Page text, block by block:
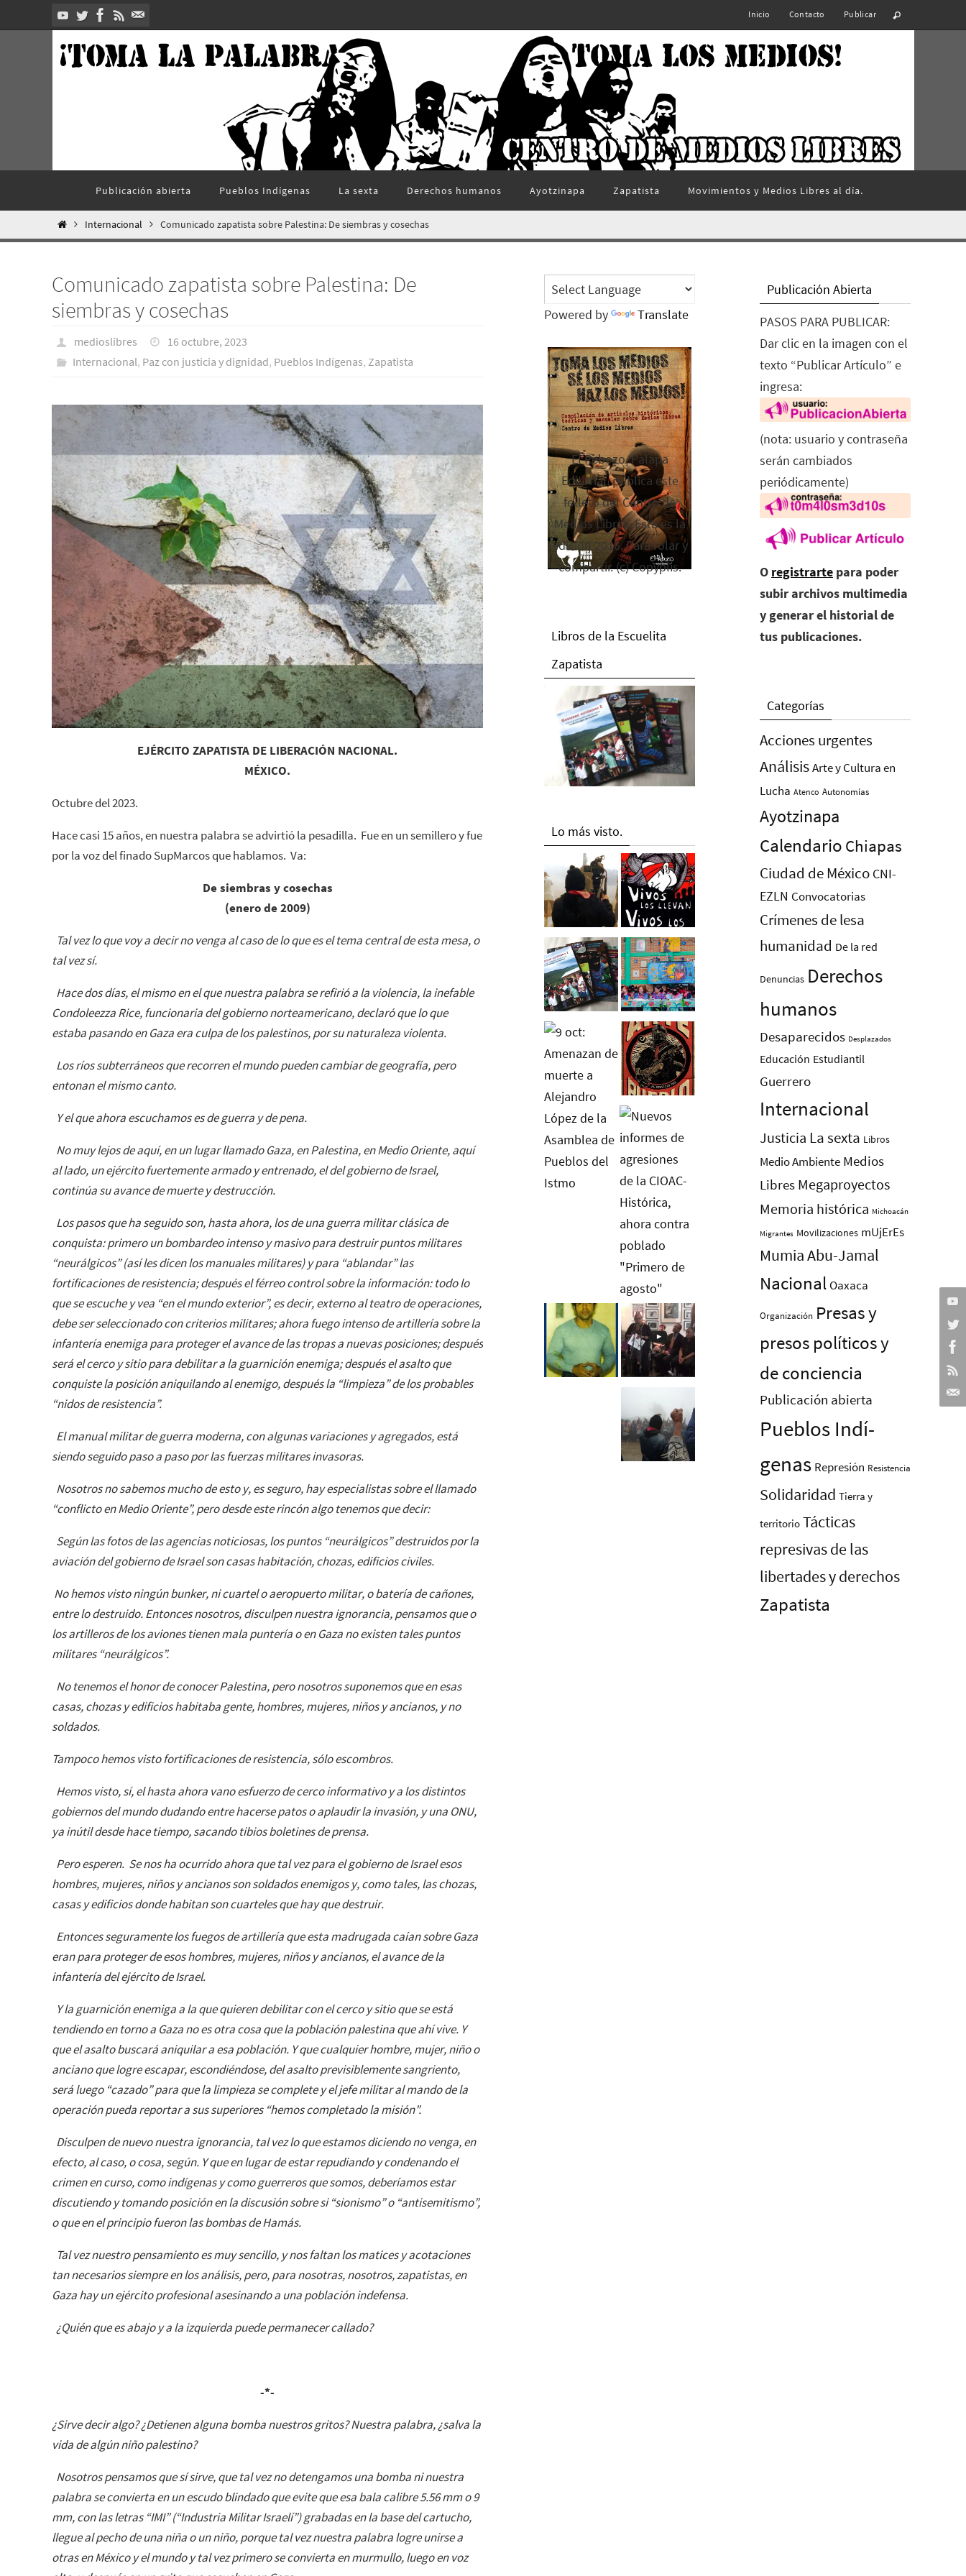
al
Inicio Contacto Publicar
contenido
Publicación abierta Pueblos Indí­genas La sexta Derechos humanos Ayotzinapa Zapatista Movimientos y Medios Libres al día.
InicioInternacional Comunicado zapatista sobre Palestina: De siembras y cosechas
Comunicado zapatista sobre Palestina: De
siembras y cosechas
medioslibres
16 octubre, 2023
Internacional, Paz con justicia y dignidad, Pueblos Indí­genas, Zapatista
EJÉRCITO ZAPATISTA DE LIBERACIÓN NACIONAL.
MÉXICO.
Octubre del 2023.
Hace casi 15 años, en nuestra palabra se advirtió la pesadilla. Fue en un semillero y fue
por la voz del finado SupMarcos que hablamos. Va:
De siembras y cosechas
(enero de 2009)
Tal vez lo que voy a decir no venga al caso de lo que es el tema central de esta mesa, o
tal vez sí.
Hace dos días, el mismo en el que nuestra palabra se refirió a la violencia, la inefable
Condoleezza Rice, funcionaria del gobierno norteamericano, declaró que lo que
estaba pasando en Gaza era culpa de los palestinos, por su naturaleza violenta.
Los ríos subterráneos que recorren el mundo pueden cambiar de geografía, pero
entonan el mismo canto.
Y el que ahora escuchamos es de guerra y de pena.
No muy lejos de aquí, en un lugar llamado Gaza, en Palestina, en Medio Oriente, aquí
al lado, un ejército fuertemente armado y entrenado, el del gobierno de Israel,
continúa su avance de muerte y destrucción.
Los pasos que ha seguido son, hasta ahora, los de una guerra militar clásica de
conquista: primero un bombardeo intenso y masivo para destruir puntos militares
“neurálgicos” (así les dicen los manuales militares) y para “ablandar” las
fortificaciones de resistencia; después el férreo control sobre la información: todo lo
que se escuche y vea “en el mundo exterior”, es decir, externo al teatro de operaciones,
debe ser seleccionado con criterios militares; ahora fuego intenso de artillería sobre la
infantería enemiga para proteger el avance de las tropas a nuevas posiciones; después
será el cerco y sitio para debilitar a la guarnición enemiga; después el asalto que
conquiste la posición aniquilando al enemigo, después la “limpieza” de los probables
“nidos de resistencia”.
El manual militar de guerra moderna, con algunas variaciones y agregados, está
siendo seguido paso a paso por las fuerzas militares invasoras.
Nosotros no sabemos mucho de esto y, es seguro, hay especialistas sobre el llamado
“conflicto en Medio Oriente”, pero desde este rincón algo tenemos que decir:
Según las fotos de las agencias noticiosas, los puntos “neurálgicos” destruidos por la
aviación del gobierno de Israel son casas habitación, chozas, edificios civiles.
No hemos visto ningún bunker, ni cuartel o aeropuerto militar, o batería de cañones,
entre lo destruido. Entonces nosotros, disculpen nuestra ignorancia, pensamos que o
los artilleros de los aviones tienen mala puntería o en Gaza no existen tales puntos
militares “neurálgicos”.
No tenemos el honor de conocer Palestina, pero nosotros suponemos que en esas
casas, chozas y edificios habitaba gente, hombres, mujeres, niños y ancianos, y no
soldados.
Tampoco hemos visto fortificaciones de resistencia, sólo escombros.
Hemos visto, sí, el hasta ahora vano esfuerzo de cerco informativo y a los distintos
gobiernos del mundo dudando entre hacerse patos o aplaudir la invasión, y una ONU,
ya inútil desde hace tiempo, sacando tibios boletines de prensa.
Pero esperen. Se nos ha ocurrido ahora que tal vez para el gobierno de Israel esos
hombres, mujeres, niños y ancianos son soldados enemigos y, como tales, las chozas,
casas y edificios donde habitan son cuarteles que hay que destruir.
Entonces seguramente los fuegos de artillería que esta madrugada caían sobre Gaza
eran para proteger de esos hombres, mujeres, niños y ancianos, el avance de la
infantería del ejército de Israel.
Y la guarnición enemiga a la que quieren debilitar con el cerco y sitio que se está
tendiendo en torno a Gaza no es otra cosa que la población palestina que ahí vive. Y
que el asalto buscará aniquilar a esa población. Y que cualquier hombre, mujer, niño o
anciano que logre escapar, escondiéndose, del asalto previsiblemente sangriento,
será luego “cazado” para que la limpieza se complete y el jefe militar al mando de la
operación pueda reportar a sus superiores “hemos completado la misión”.
Disculpen de nuevo nuestra ignorancia, tal vez lo que estamos diciendo no venga, en
efecto, al caso, o cosa, según. Y que en lugar de estar repudiando y condenando el
crimen en curso, como indígenas y como guerreros que somos, deberíamos estar
discutiendo y tomando posición en la discusión sobre si “sionismo” o “antisemitismo”,
o que en el principio fueron las bombas de Hamás.
Tal vez nuestro pensamiento es muy sencillo, y nos faltan los matices y acotaciones
tan necesarios siempre en los análisis, pero, para nosotras, nosotros, zapatistas, en
Gaza hay un ejército profesional asesinando a una población indefensa.
¿Quién que es abajo y a la izquierda puede permanecer callado?
-*-
¿Sirve decir algo? ¿Detienen alguna bomba nuestros gritos? Nuestra palabra, ¿salva la
vida de algún niño palestino?
Nosotros pensamos que sí sirve, que tal vez no detengamos una bomba ni nuestra
palabra se convierta en un escudo blindado que evite que esa bala calibre 5.56 mm o 9
mm, con las letras “IMI” (“Industria Militar Israelí”) grabadas en la base del cartucho,
llegue al pecho de una niña o un niño, porque tal vez nuestra palabra logre unirse a
otras en México y el mundo y tal vez primero se convierta en murmullo, luego en voz
Powered by Translate
El Rebozo, Palapa
Editorial, publica este
folleto del Centro de
Medios Libres. Esta es la
edición 2016. Para rolar y
compartir. (c) Copyplis.
Libros de la Escuelita
Zapatista
Lo más visto.
Publicación Abierta
PASOS PARA PUBLICAR:
Dar clic en la imagen con el
texto “Publicar Artículo” e
ingresa:
(nota: usuario y contraseña
serán cambiados
periódicamente)
O registrarte para poder
subir archivos multimedia
y generar el historial de
tus publicaciones.
Categorías
Acciones urgentes
AnálisisArte y Cultura en
Lucha Atenco Autonomías
Ayotzinapa
Calendario Chiapas
Ciudad de México CNI-
EZLN Convocatorias
Crímenes de lesa
humanidad De la red
Denuncias Derechos
humanos
Desaparecidos Desplazados
Educación Estudiantil
Guerrero
Internacional
Justicia La sexta Libros
Medio Ambiente Medios
Libres Megaproyectos
Memoria histórica Michoacán
Migrantes Movilizaciones mUjErEs
Mumia Abu-Jamal
Nacional Oaxaca
Organización Presas y
presos polí­ticos y
de conciencia
Publicación abierta
Pueblos Indí­
genas Represión Resistencia
Solidaridad Tierra y
territorio Tácticas
represivas de las
libertades y derechos
Zapatista